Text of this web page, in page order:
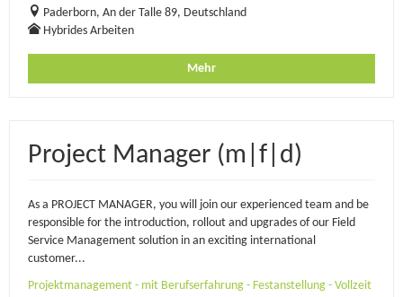
Paderborn, An der Talle 89, Deutschland
Hybrides Arbeiten
Mehr
Project Manager (m|f|d)
As a PROJECT MANAGER, you will join our experienced team and be
responsible for the introduction, rollout and upgrades of our Field
Service Management solution in an exciting international
customer...
Projektmanagement - mit Berufserfahrung - Festanstellung - Vollzeit